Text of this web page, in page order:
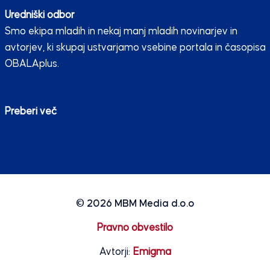
Uredniški odbor
Smo ekipa mladih in nekaj manj mladih novinarjev in
avtorjev, ki skupaj ustvarjamo vsebine portala in časopisa
OBALAplus.
Preberi več
© 2026 MBM Media d.o.o
Pravno obvestilo
Avtorji: Emigma